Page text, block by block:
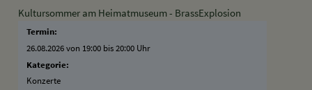
Kultursommer am Heimatmuseum - BrassExplosion
Termin:
26.08.2026 von 19:00 bis 20:00 Uhr
Kategorie:
Konzerte